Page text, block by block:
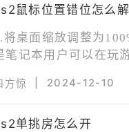
地图的名称，按回车
鼠标位置错位怎么
将桌面缩放调整为
笔记本用户可以在玩
与布局） 2.关闭英伟
，在控制面板勾选n
置里有一个覆盖由游
。 这种bug尤其是笔
方惊 2024-12-10
单挑房怎么开